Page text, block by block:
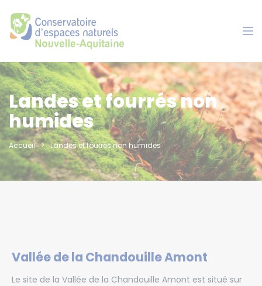
Landes et fourrés non
humides
Accueil Landes et fourrés non humides
Vallée de la Chandouille Amont
Le site de la Vallée de la Chandouille Amont est situé sur